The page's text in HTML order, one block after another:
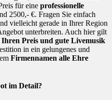
für eine professionelle
2500,- €. Fragen Sie einfach
vielleicht gerade in Ihrer Region
unterbreiten. Auch hier gilt
Preis und gute Livemusik
in ein gelungenes und
Firmennamen alle Ehre
im Detail?